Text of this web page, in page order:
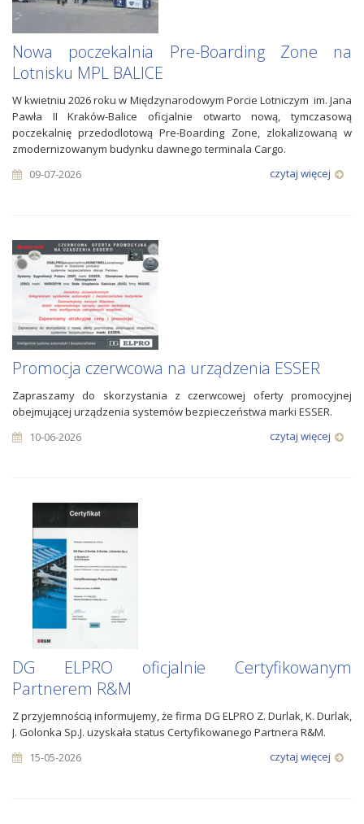
Nowa poczekalnia Pre-Boarding Zone na
Lotnisku MPL BALICE
W kwietniu 2026 roku w Międzynarodowym Porcie Lotniczym im. Jana
Pawła II Kraków-Balice oficjalnie otwarto nową, tymczasową
poczekalnię przedodlotową Pre-Boarding Zone, zlokalizowaną w
zmodernizowanym budynku dawnego terminala Cargo.
09-07-2026
czytaj więcej
Promocja czerwcowa na urządzenia ESSER
Zapraszamy do skorzystania z czerwcowej oferty promocyjnej
obejmującej urządzenia systemów bezpieczeństwa marki ESSER.
10-06-2026
czytaj więcej
DG ELPRO oficjalnie Certyfikowanym
Partnerem R&M
Z przyjemnością informujemy, że firma DG ELPRO Z. Durlak, K. Durlak,
J. Golonka Sp.J. uzyskała status Certyfikowanego Partnera R&M.
15-05-2026
czytaj więcej